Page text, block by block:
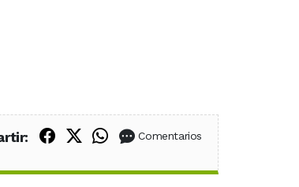
Compartir en Facebook
Compartir en X (Twitter)
Compartir en WhatsApp
Comentarios